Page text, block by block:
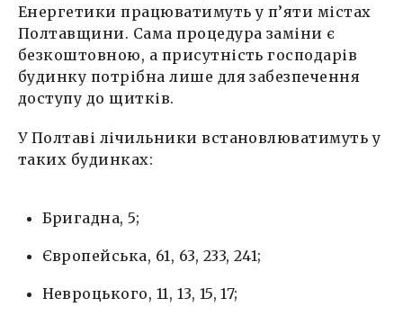
Енергетики працюватимуть у п’яти містах
Полтавщини. Сама процедура заміни є
безкоштовною, а присутність господарів
будинку потрібна лише для забезпечення
доступу до щитків.
У Полтаві лічильники встановлюватимуть у
таких будинках:
Бригадна, 5;
Європейська, 61, 63, 233, 241;
Невроцького, 11, 13, 15, 17;